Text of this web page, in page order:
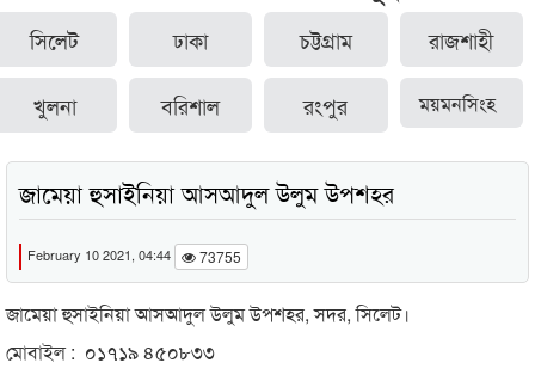
সিলেট ঢাকা চট্টগ্রাম রাজশাহী
খুলনা বরিশাল রংপুর ময়মনসিংহ
জামেয়া হুসাইনিয়া আসআদুল উলুম উপশহর
February 10 2021, 04:44 73755
জামেয়া হুসাইনিয়া আসআদুল উলুম উপশহর, সদর, সিলেট।
মোবাইল : ০১৭১৯ ৪৫০৮৩৩